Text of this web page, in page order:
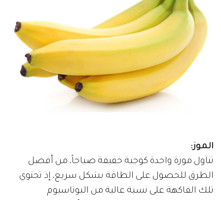
الموز:
تناول موزة واحدة كوجبة خفيفة صباحاً، من أفضل
الطرق للحصول على الطاقة بشكل سريع، إذ تحتوي
تلك الفاكهة على نسبة عالية من البوتاسيوم